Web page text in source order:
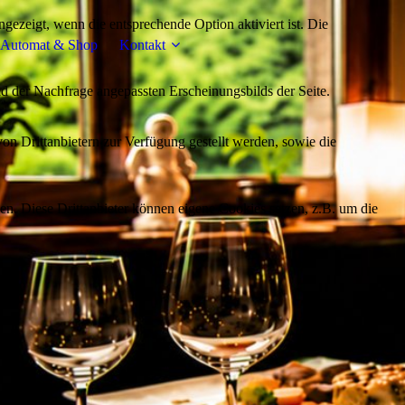
& Shop Kontakt
wenn die entsprechende Option aktiviert ist. Die
Nachfrage angepassten Erscheinungsbilds der Seite.
Drittanbietern zur Verfügung gestellt werden, sowie die
Diese Drittanbieter können eigene Cookies setzen, z.B. um die